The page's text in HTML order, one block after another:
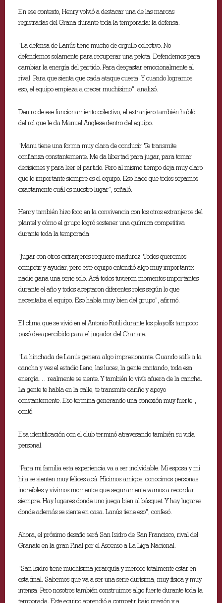
En ese contexto, Henry volvió a destacar una de las marcas
registradas del Grana durante toda la temporada: la defensa.
“La defensa de Lanús tiene mucho de orgullo colectivo. No
defendemos solamente para recuperar una pelota. Defendemos para
cambiar la energía del partido. Para desgastar emocionalmente al
rival. Para que sienta que cada ataque cuesta. Y cuando logramos
eso, el equipo empieza a crecer muchísimo”, analizó.
Dentro de ese funcionamiento colectivo, el extranjero también habló
del rol que le da Manuel Anglese dentro del equipo.
“Manu tiene una forma muy clara de conducir. Te transmite
confianza constantemente. Me da libertad para jugar, para tomar
decisiones y para leer el partido. Pero al mismo tiempo deja muy claro
que lo importante siempre es el equipo. Eso hace que todos sepamos
exactamente cuál es nuestro lugar”, señaló.
Henry también hizo foco en la convivencia con los otros extranjeros del
plantel y cómo el grupo logró sostener una química competitiva
durante toda la temporada.
“Jugar con otros extranjeros requiere madurez. Todos queremos
competir y ayudar, pero este equipo entendió algo muy importante:
nadie gana una serie solo. Acá todos tuvieron momentos importantes
durante el año y todos aceptaron diferentes roles según lo que
necesitaba el equipo. Eso habla muy bien del grupo”, afirmó.
El clima que se vivió en el Antonio Rotili durante los playoffs tampoco
pasó desapercibido para el jugador del Granate.
“La hinchada de Lanús genera algo impresionante. Cuando salís a la
cancha y ves el estadio lleno, las luces, la gente cantando, toda esa
energía… realmente se siente. Y también lo vivís afuera de la cancha.
La gente te habla en la calle, te transmite cariño y apoyo
constantemente. Eso termina generando una conexión muy fuerte”,
contó.
Esa identificación con el club terminó atravesando también su vida
personal.
“Para mi familia esta experiencia va a ser inolvidable. Mi esposa y mi
hija se sienten muy felices acá. Hicimos amigos, conocimos personas
increíbles y vivimos momentos que seguramente vamos a recordar
siempre. Hay lugares donde uno juega bien al básquet. Y hay lugares
donde además se siente en casa. Lanús tiene eso”, confesó.
Ahora, el próximo desafío será San Isidro de San Francisco, rival del
Granate en la gran Final por el Ascenso a La Liga Nacional.
“San Isidro tiene muchísima jerarquía y merece totalmente estar en
esta final. Sabemos que va a ser una serie durísima, muy física y muy
intensa. Pero nosotros también construimos algo fuerte durante toda la
temporada. Este equipo aprendió a competir bajo presión y a